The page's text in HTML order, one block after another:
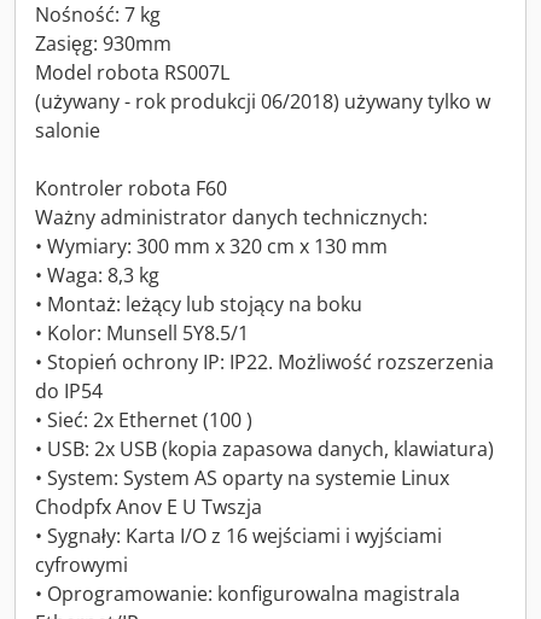
Nośność: 7 kg
Zasięg: 930mm
Model robota RS007L
(używany - rok produkcji 06/2018) używany tylko w
salonie
Kontroler robota F60
Ważny administrator danych technicznych:
• Wymiary: 300 mm x 320 cm x 130 mm
• Waga: 8,3 kg
• Montaż: leżący lub stojący na boku
• Kolor: Munsell 5Y8.5/1
• Stopień ochrony IP: IP22. Możliwość rozszerzenia
do IP54
• Sieć: 2x Ethernet (100 )
• USB: 2x USB (kopia zapasowa danych, klawiatura)
• System: System AS oparty na systemie Linux
Chodpfx Anov E U Twszja
• Sygnały: Karta I/O z 16 wejściami i wyjściami
cyfrowymi
• Oprogramowanie: konfigurowalna magistrala